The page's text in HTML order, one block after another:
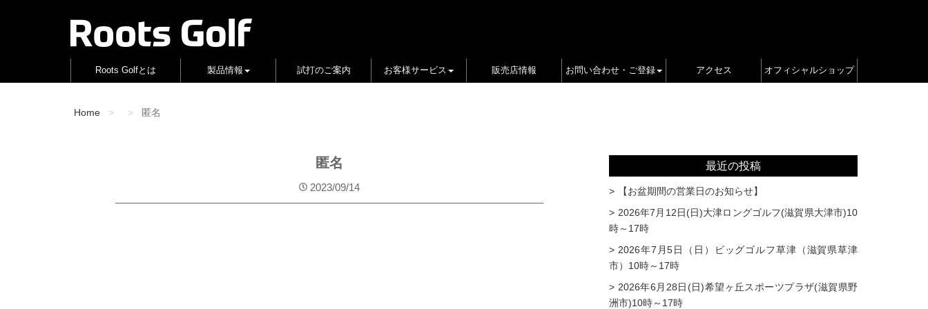
Roots Golfとは 製品情報 試打のご案内 お客様サービス 販売店情報 お問い合わせ・ご登録 アクセス オフィシャルショップ
Home 匿名
匿名
2023/09/14
最近の投稿
【お盆期間の営業日のお知らせ】
2026年7月12日(日)大津ロングゴルフ(滋賀県大津市)10
時～17時
2026年7月5日（日）ビッグゴルフ草津（滋賀県草津
市）10時～17時
2026年6月28日(日)希望ヶ丘スポーツプラザ(滋賀県野
洲市)10時～17時